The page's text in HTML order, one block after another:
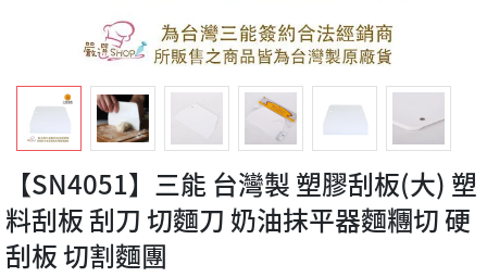
【SN4051】三能 台灣製 塑膠刮板(大) 塑
料刮板 刮刀 切麵刀 奶油抹平器麵糰切 硬
刮板 切割麵團